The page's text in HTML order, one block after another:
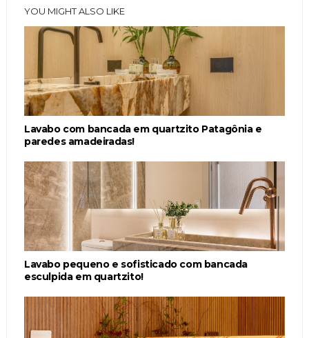
YOU MIGHT ALSO LIKE
Lavabo com bancada em quartzito Patagônia e
paredes amadeiradas!
Lavabo pequeno e sofisticado com bancada
esculpida em quartzito!